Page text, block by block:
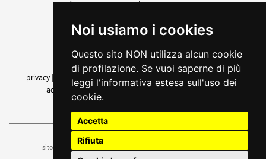
Noi usiamo i cookies
Questo sito NON utilizza alcun cookie
di profilazione. Se vuoi saperne di più
leggi l'informativa estesa sull'uso dei
cookie.
Accetta
Rifiuta
c.f. 80014930327; p.iva 00526040324
+39 040 3771111
amministrazione trasparente
privacy
cookie |note legali accessibilità
dichiarazione di
accessibilità| feedback
cambio preferenze cookie
sito a cura dell'ufficio stampa e comunicazione